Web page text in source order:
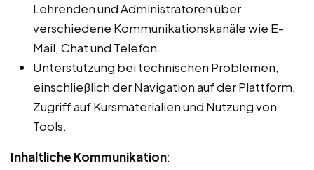
Lehrenden und Administratoren über
verschiedene Kommunikationskanäle wie E-
Mail, Chat und Telefon.
Unterstützung bei technischen Problemen,
einschließlich der Navigation auf der Plattform,
Zugriff auf Kursmaterialien und Nutzung von
Tools.
Inhaltliche Kommunikation: